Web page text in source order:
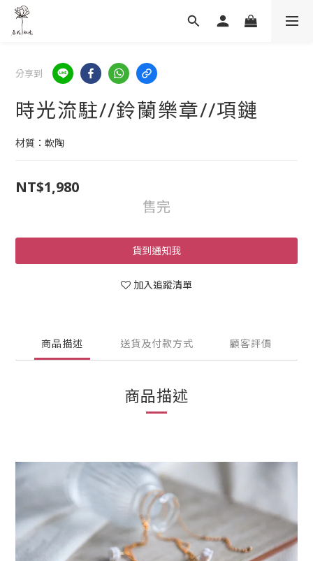
分享到
時光流駐//鈴蘭樂章//項鏈
材質：軟陶
NT$1,980
售完
貨到通知我
加入追蹤清單
商品描述 送貨及付款方式 顧客評價
商品描述